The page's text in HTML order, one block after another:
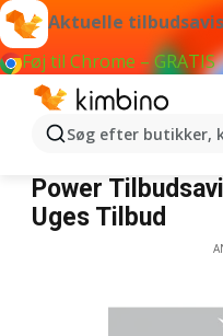
Aktuelle
Føj til Chrome – GRATIS
Søg efter butikker,
Power
Power
Uges Tilbud